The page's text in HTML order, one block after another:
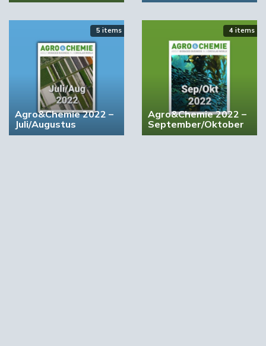
5 items
Agro&Chemie 2022 –
Juli/Augustus
4 items
Agro&Chemie 2022 –
September/Oktober